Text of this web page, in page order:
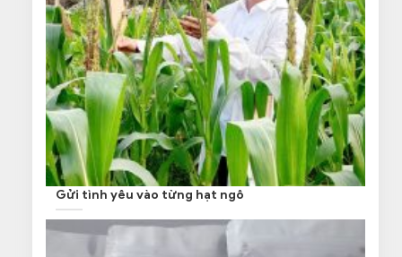
Gửi tình yêu vào từng hạt ngô